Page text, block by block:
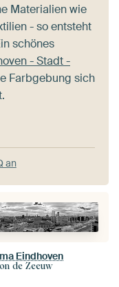
Materialien wie
- so entsteht
schönes
- Stadt -
Farbgebung sich
an
Eindhoven
de Zeeuw